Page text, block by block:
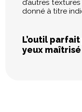
d’autres
donné à titre
L’outil
yeux